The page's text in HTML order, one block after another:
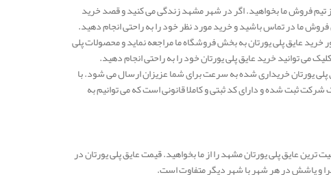
تیم فروش ما بخواهید. اگر در شهر مشهد زندگی می کنید و قصد خرید
ما در تماس باشید و خرید مورد نظر خود را به راحتی انجام دهید.
عایق پلی یورتان به بخش فروشگاه ما مراجعه نماید و محصولات پلی
می توانید خرید عایق پلی یورتان خود را به راحتی انجام دهید.
یورتان خریداری شده به سرعت برای شما عزیزان ارسال می شود. با
ثبت شده و دارای کد ثبتی و کاملا قانونی است که می توانیم به
ترین عایق پلی یورتان مشهد را از ما بخواهید. قیمت عایق پلی یورتان در